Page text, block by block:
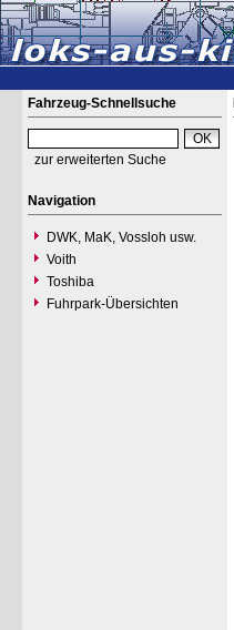
Fahrzeug-Schnellsuche
zur erweiterten Suche
Navigation
DWK, MaK, Vossloh usw.
Voith
Toshiba
Fuhrpark-Übersichten